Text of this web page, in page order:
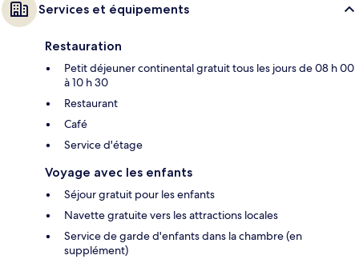
Services et équipements
Restauration
Petit déjeuner continental gratuit tous les jours de 08 h 00
à 10 h 30
Restaurant
Café
Service d'étage
Voyage avec les enfants
Séjour gratuit pour les enfants
Navette gratuite vers les attractions locales
Service de garde d'enfants dans la chambre (en
supplément)